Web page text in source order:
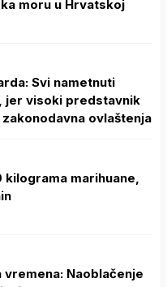
moru u Hrvatskoj
Svi nametnuti
jer visoki predstavnik
ovlaštenja
kilograma marihuane,
Naoblačenje